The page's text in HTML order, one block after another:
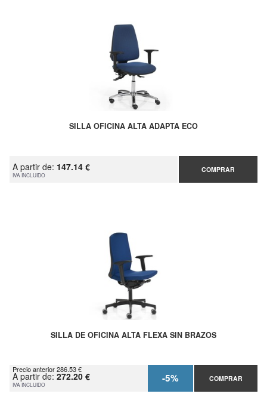
SILLA OFICINA ALTA ADAPTA ECO
A partir de: 147.14 €
IVA INCLUIDO
COMPRAR
SILLA DE OFICINA ALTA FLEXA SIN BRAZOS
Precio anterior 286.53 €
A partir de: 272.20 €
IVA INCLUIDO -5% COMPRAR